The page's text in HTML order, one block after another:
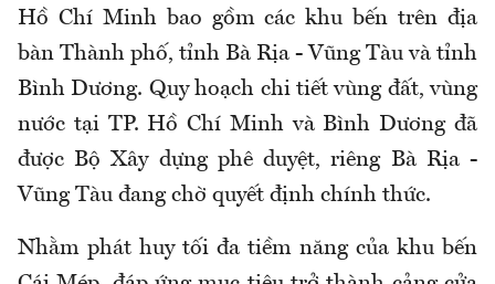
Hồ Chí Minh bao gồm các khu bến trên địa
bàn Thành phố, tỉnh Bà Rịa - Vũng Tàu và tỉnh
Bình Dương. Quy hoạch chi tiết vùng đất, vùng
nước tại TP. Hồ Chí Minh và Bình Dương đã
được Bộ Xây dựng phê duyệt, riêng Bà Rịa -
Vũng Tàu đang chờ quyết định chính thức.
Nhằm phát huy tối đa tiềm năng của khu bến